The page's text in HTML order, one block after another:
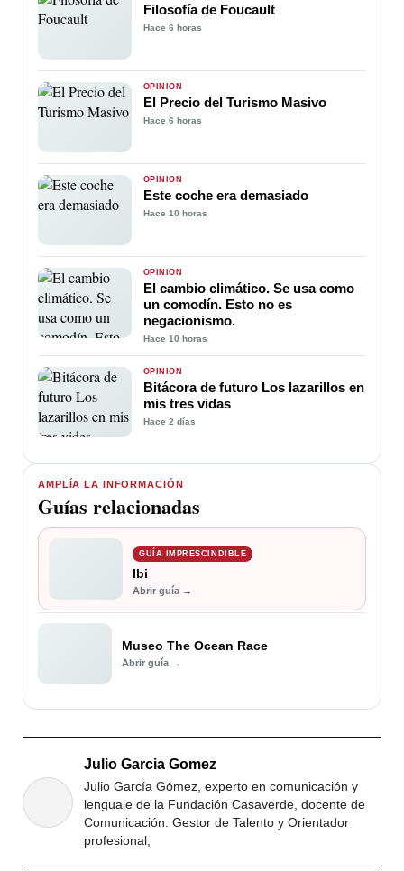
AMPLÍA LA INFORMACIÓN
Guías relacionadas
GUÍA IMPRESCINDIBLE
Ibi
Abrir guía →
Museo The Ocean Race
Abrir guía →
Filosofía de Foucault
Hace 6 horas
OPINIÓN
El Precio del Turismo Masivo
Hace 6 horas
OPINIÓN
Este coche era demasiado
Hace 10 horas
OPINIÓN
El cambio climático. Se usa como
un comodín. Esto no es
negacionismo.
Hace 10 horas
OPINIÓN
Bitácora de futuro Los lazarillos en
mis tres vidas
Hace 2 días
Julio Garcia Gomez
Julio García Gómez, experto en comunicación y
lenguaje de la Fundación Casaverde, docente de
Comunicación. Gestor de Talento y Orientador
profesional,